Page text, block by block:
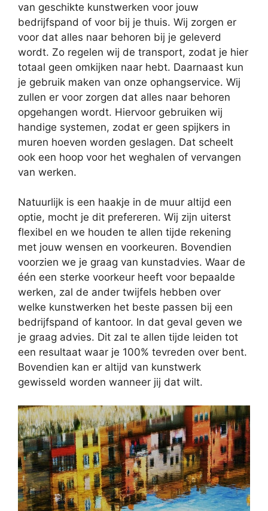
van geschikte kunstwerken voor jouw
bedrijfspand of voor bij je thuis. Wij zorgen er
voor dat alles naar behoren bij je geleverd
wordt. Zo regelen wij de transport, zodat je hier
totaal geen omkijken naar hebt. Daarnaast kun
je gebruik maken van onze ophangservice. Wij
zullen er voor zorgen dat alles naar behoren
opgehangen wordt. Hiervoor gebruiken wij
handige systemen, zodat er geen spijkers in
muren hoeven worden geslagen. Dat scheelt
ook een hoop voor het weghalen of vervangen
van werken.
Natuurlijk is een haakje in de muur altijd een
optie, mocht je dit prefereren. Wij zijn uiterst
flexibel en we houden te allen tijde rekening
met jouw wensen en voorkeuren. Bovendien
voorzien we je graag van kunstadvies. Waar de
één een sterke voorkeur heeft voor bepaalde
werken, zal de ander twijfels hebben over
welke kunstwerken het beste passen bij een
bedrijfspand of kantoor. In dat geval geven we
je graag advies. Dit zal te allen tijde leiden tot
een resultaat waar je 100% tevreden over bent.
Bovendien kan er altijd van kunstwerk
gewisseld worden wanneer jij dat wilt.